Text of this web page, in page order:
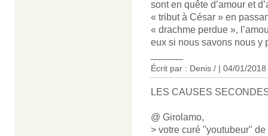
sont en quête d’amour et
« tribut à César » en
« drachme perdue »,
eux si nous savons nous y
Écrit par : Denis / | 04/01/2018
LES CAUSES
@ Girolamo,
> votre curé "youtubeur"